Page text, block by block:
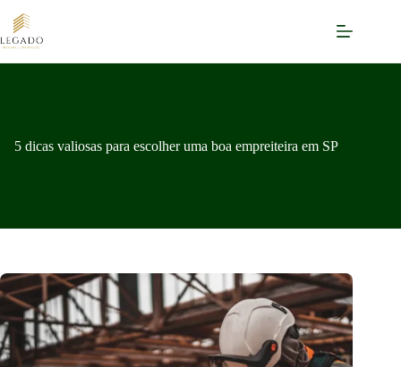
para
o
5 dicas valiosas para escolher uma boa empreiteira em SP